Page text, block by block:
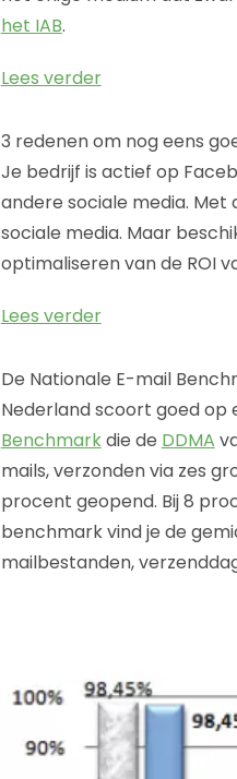
het IAB.
Lees verder
3 redenen om nog eens
Je bedrijf is actief op
andere sociale media.
sociale media. Maar
optimaliseren van de ROI
Lees verder
De Nationale E-mail
Nederland scoort goed
Benchmarkdie de DDMA
mails, verzonden via zes
procent geopend. Bij 8
benchmark vind je de
mailbestanden,